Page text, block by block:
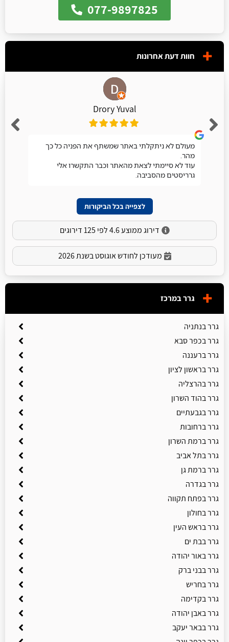
077-9897825
חוות דעת אחרונות
Drory Yuval
מעולם לא ניתקלתי באתר שמשתף את הפניה כל כך
מהר.
עוד לא סיימתי לצאת מהאתר וכבר התקשרו אלי
גרריסטים מהסביבה.
לצפייה בכל הביקורות
דירוג ממוצע 4.6 לפי 125 דירוגים
מעודכן לחודש אוגוסט בשנת 2026
גרר במרכז
גרר בנתניה
גרר בכפר סבא
גרר ברעננה
גרר בראשון לציון
גרר בהרצליה
גרר בהוד השרון
גרר בגבעתיים
גרר ברחובות
גרר ברמת השרון
גרר בתל אביב
גרר ברמת גן
גרר בגדרה
גרר בפתח תקווה
גרר בחולון
גרר בראש העין
גרר בבת ים
גרר באור יהודה
גרר בבני ברק
גרר בחריש
גרר בקדימה
גרר באבן יהודה
גרר בבאר יעקב